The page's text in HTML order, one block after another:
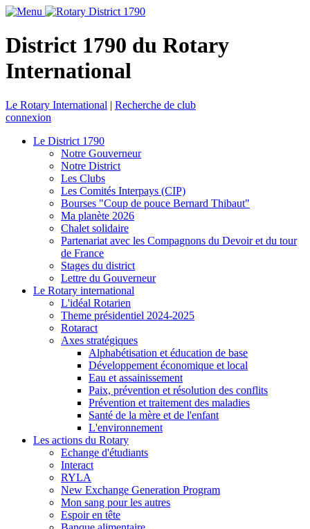
District 1790 du Rotary
International
Le Rotary International | Recherche de club
connexion
Le District 1790
Notre Gouverneur
Notre District
Les Clubs
Les Comités Interpays (CIP)
Bourses "Coup de pouce Bernard Thibaut"
Ma planète 2026
Chalet solidaire
Partenariat avec les Compagnons du Devoir et du tour
de France
Stages du district
Lettre du Gouverneur
Le Rotary international
L'idéal Rotarien
Theme présidentiel 2024-2025
Rotaract
Axes stratégiques
Alphabétisation et éducation de base
Développement économique et local
Eau et assainissement
Paix, prévention et résolution des conflits
Prévention et traitement des maladies
Santé de la mère et de l'enfant
L'environnement
Les actions du Rotary
Echange d'étudiants
Interact
RYLA
New Exchange Generation Program
Mon sang pour les autres
Espoir en tête